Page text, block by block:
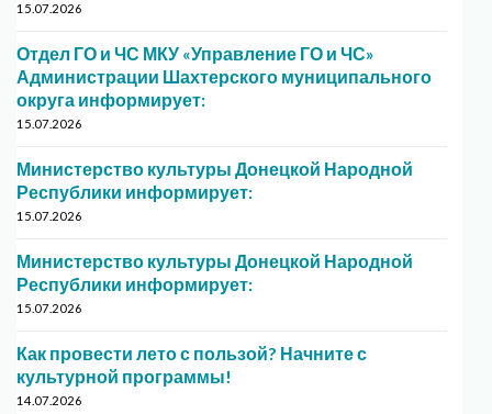
15.07.2026
Отдел ГО и ЧС МКУ «Управление ГО и ЧС»
Администрации Шахтерского муниципального
округа информирует:
15.07.2026
Министерство культуры Донецкой Народной
Республики информирует:
15.07.2026
Министерство культуры Донецкой Народной
Республики информирует:
15.07.2026
Как провести лето с пользой? Начните с
культурной программы!
14.07.2026